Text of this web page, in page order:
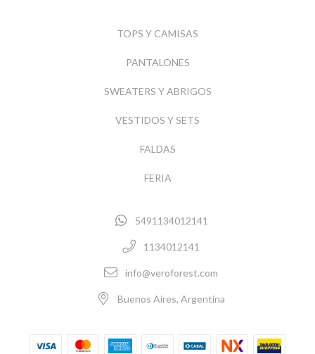
TOPS Y CAMISAS
PANTALONES
SWEATERS Y ABRIGOS
VESTIDOS Y SETS
FALDAS
FERIA
5491134012141
1134012141
info@veroforest.com
Buenos Aires, Argentina